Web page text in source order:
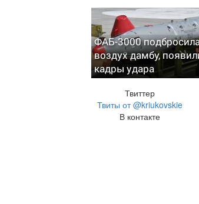
ФАБ-3000
воздух дамбу,
кадры удара
Твиттер
Твиты от @kriukovskie
В контакте